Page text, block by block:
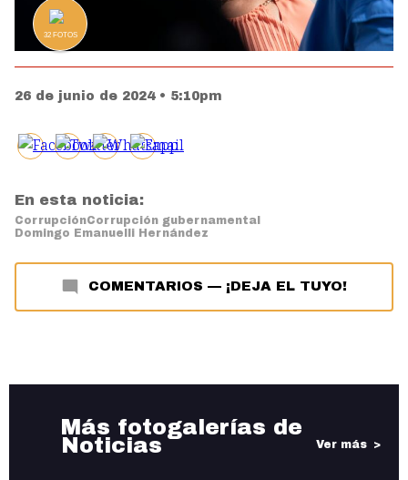
32FOTOS
26 de junio de 2024 • 5:10pm
En esta noticia:
CorrupciónCorrupción gubernamental
Domingo Emanuelli Hernández
COMENTARIOS — ¡DEJA EL TUYO!
Más fotogalerías de
Noticias Ver más